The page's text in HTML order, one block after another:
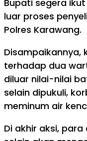
Bupati segera
luar proses
Polres Karawang.
Disampaikannya,
terhadap dua
diluar nilai-nilai
selain dipukuli,
meminum air
Di akhir aksi,